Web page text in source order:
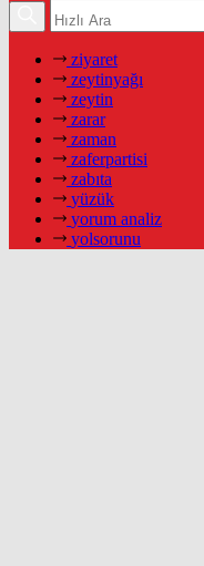
ziyaret
zeytinyağı
zeytin
zarar
zaman
zaferpartisi
zabıta
yüzük
yorum analiz
yolsorunu